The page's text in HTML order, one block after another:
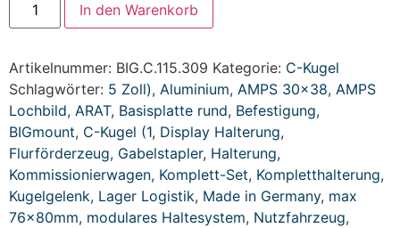
In den Warenkorb
Artikelnummer: BIG.C.115.309 Kategorie: C-Kugel
Schlagwörter: 5 Zoll), Aluminium, AMPS 30x38, AMPS
Lochbild, ARAT, Basisplatte rund, Befestigung,
BIGmount, C-Kugel (1, Display Halterung,
Flurförderzeug, Gabelstapler, Halterung,
Kommissionierwagen, Komplett-Set, Kompletthalterung,
Kugelgelenk, Lager Logistik, Made in Germany, max
76x80mm, modulares Haltesystem, Nutzfahrzeug,